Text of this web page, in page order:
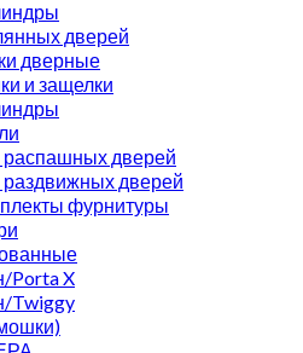
дверей
дверные
и защелки
дверей
дверей
фурнитуры
Porta X
Twiggy